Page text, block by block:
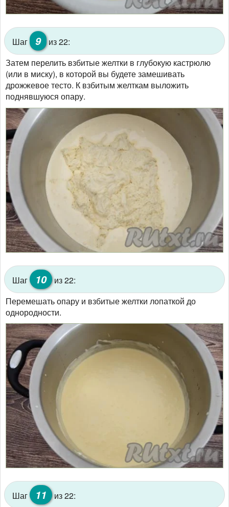
Шаг 9
из 22:
Затем перелить взбитые желтки в глубокую кастрюлю
(или в миску), в которой вы будете замешивать
дрожжевое тесто. К взбитым желткам выложить
поднявшуюся опару.
Шаг 10 из 22:
Перемешать опару и взбитые желтки лопаткой до
однородности.
Шаг 11 из 22: